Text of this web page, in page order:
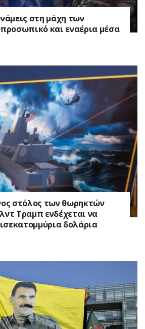
στη μάχη των
και εναέρια μέσα
στόλος των θωρηκτών
Τραμπ ενδέχεται να
δολάρια